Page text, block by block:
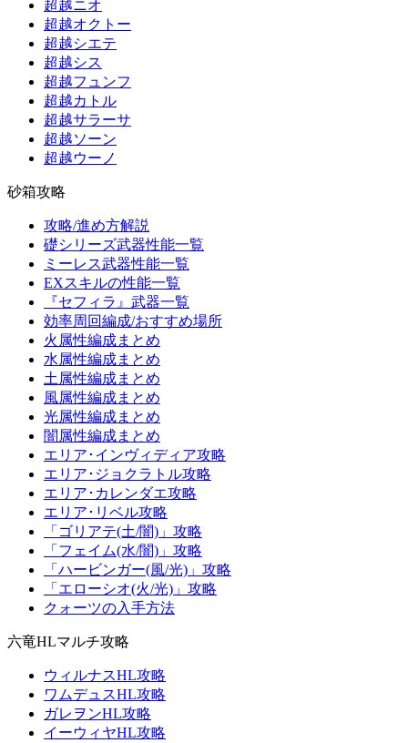
超越ニオ
超越オクトー
超越シエテ
超越シス
超越フュンフ
超越カトル
超越サラーサ
超越ソーン
超越ウーノ
砂箱攻略
攻略/進め方解説
礎シリーズ武器性能一覧
ミーレス武器性能一覧
EXスキルの性能一覧
『セフィラ』武器一覧
効率周回編成/おすすめ場所
火属性編成まとめ
水属性編成まとめ
土属性編成まとめ
風属性編成まとめ
光属性編成まとめ
闇属性編成まとめ
エリア･インヴィディア攻略
エリア･ジョクラトル攻略
エリア･カレンダエ攻略
エリア･リベル攻略
「ゴリアテ(土/闇)」攻略
「フェイム(水/闇)」攻略
「ハービンガー(風/光)」攻略
「エローシオ(火/光)」攻略
クォーツの入手方法
六竜HLマルチ攻略
ウィルナスHL攻略
ワムデュスHL攻略
ガレヲンHL攻略
イーウィヤHL攻略